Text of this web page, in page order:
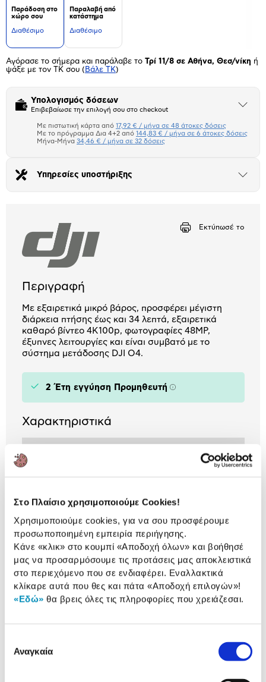
Στο Πλαίσιο χρησιμοποιούμε Cookies!
Χρησιμοποιούμε cookies, για να σου προσφέρουμε
προσωποποιημένη εμπειρία περιήγησης.
Κάνε «κλικ» στο κουμπί «Αποδοχή όλων» και βοήθησέ
μας να προσαρμόσουμε τις προτάσεις μας αποκλειστικά
στο περιεχόμενο που σε ενδιαφέρει. Εναλλακτικά
κλίκαρε αυτά που θες και πάτα «Αποδοχή επιλογών»!
«Εδώ» θα βρεις όλες τις πληροφορίες που χρειάζεσαι.
συγκατάθεσης
Αναγκαία
Παράδοση στο
χώρο σου
Διαθέσιμο
Παραλαβή από
κατάστημα
Διαθέσιμο
Αγόρασε το σήμερα και παράλαβε το Τρί 11/8 σε Αθήνα, Θεσ/νίκη ή
ψάξε με τον ΤΚ σου ( Βάλε ΤΚ)
Υπολογισμός δόσεων
Επιβεβαίωσε την επιλογή σου στο checkout
Άνοιξε
Πιστωτική κάρτα
Μήνα Μήνα
Με πιστωτική κάρτα από 17,92 € / μήνα σε 48 άτοκες δόσεις
Με το πρόγραμμα Δια 4+2 από 144,83 € / μήνα σε 6 άτοκες δόσεις
Μήνα-Μήνα 34,46 € / μήνα σε 32 δόσεις
Υπηρεσίες υποστήριξης
Άνοιξε
Εκτύπωσέ το
Περιγραφή
Με εξαιρετικά μικρό βάρος, προσφέρει μέγιστη
διάρκεια πτήσης έως και 34 λεπτά, εξαιρετικά
καθαρό βίντεο 4K100p, φωτογραφίες 48MP,
έξυπνες λειτουργίες και είναι συμβατό με το
σύστημα μετάδοσης DJI O4.
2 Έτη εγγύηση Προμηθευτή Πληροφορίες
Χαρακτηριστικά
ΒΛΕΠΕΙΣ:
DJI Mini 4 Pro Fly More Combo
RC2 Γκρι
860,00 €